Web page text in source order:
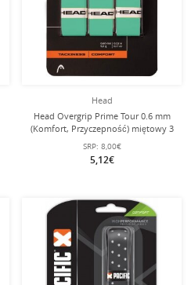
Head
Head Overgrip Prime Tour 0.6 mm
(Komfort, Przyczepność) miętowy 3
szt.
SRP: 8,00€
5,12€